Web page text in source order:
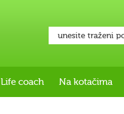
Life coach Na kotačima